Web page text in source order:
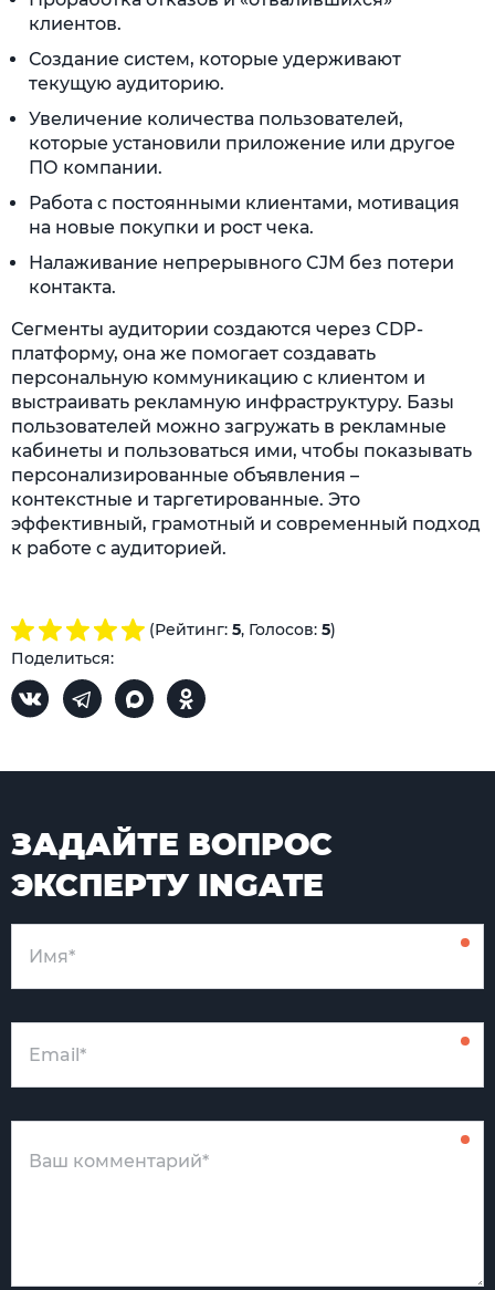
клиентов.
Создание систем, которые удерживают
текущую аудиторию.
Увеличение количества пользователей,
которые установили приложение или другое
ПО компании.
Работа с постоянными клиентами, мотивация
на новые покупки и рост чека.
Налаживание непрерывного CJM без потери
контакта.
Сегменты аудитории создаются через CDP-
платформу, она же помогает создавать
персональную коммуникацию с клиентом и
выстраивать рекламную инфраструктуру. Базы
пользователей можно загружать в рекламные
кабинеты и пользоваться ими, чтобы показывать
персонализированные объявления –
контекстные и таргетированные. Это
эффективный, грамотный и современный подход
к работе с аудиторией.
(Рейтинг: 5, Голосов: 5)
Поделиться:
ЗАДАЙТЕ ВОПРОС
ЭКСПЕРТУ INGATE